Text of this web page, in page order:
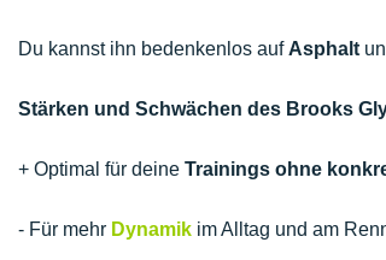
Du kannst ihn bedenkenlos auf Asphalt
Stärken und Schwächen des Brooks
+ Optimal für deine Trainings ohne
- Für mehr Dynamik im Alltag und am